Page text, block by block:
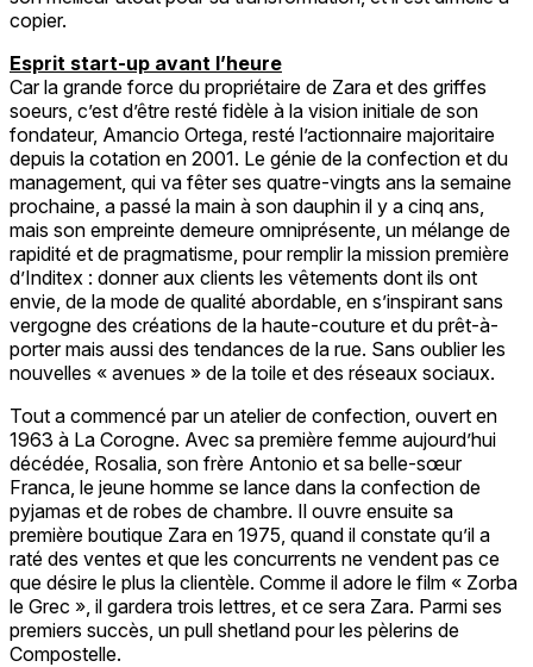
copier.
Esprit start-up avant l’heure
Car la grande force du propriétaire de Zara et des griffes
soeurs, c’est d’être resté fidèle à la vision initiale de son
fondateur, Amancio Ortega, resté l’actionnaire majoritaire
depuis la cotation en 2001. Le génie de la confection et du
management, qui va fêter ses quatre-vingts ans la semaine
prochaine, a passé la main à son dauphin il y a cinq ans,
mais son empreinte demeure omniprésente, un mélange de
rapidité et de pragmatisme, pour remplir la mission première
d’Inditex : donner aux clients les vêtements dont ils ont
envie, de la mode de qualité abordable, en s’inspirant sans
vergogne des créations de la haute-couture et du prêt-à-
porter mais aussi des tendances de la rue. Sans oublier les
nouvelles « avenues » de la toile et des réseaux sociaux.
Tout a commencé par un atelier de confection, ouvert en
1963 à La Corogne. Avec sa première femme aujourd’hui
décédée, Rosalia, son frère Antonio et sa belle-sœur
Franca, le jeune homme se lance dans la confection de
pyjamas et de robes de chambre. Il ouvre ensuite sa
première boutique Zara en 1975, quand il constate qu’il a
raté des ventes et que les concurrents ne vendent pas ce
que désire le plus la clientèle. Comme il adore le film « Zorba
le Grec », il gardera trois lettres, et ce sera Zara. Parmi ses
premiers succès, un pull shetland pour les pèlerins de
Compostelle.